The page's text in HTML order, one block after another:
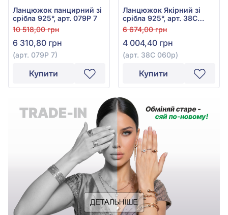
Ланцюжок панцирний зі
срібла 925°, арт. 079Р 7
10 518,00 грн
6 310,80 грн
(арт. 079Р 7)
Купити
Ланцюжок Якірний зі
срібла 925°, арт. 38С
060р
6 674,00 грн
4 004,40 грн
(арт. 38С 060р)
Купити